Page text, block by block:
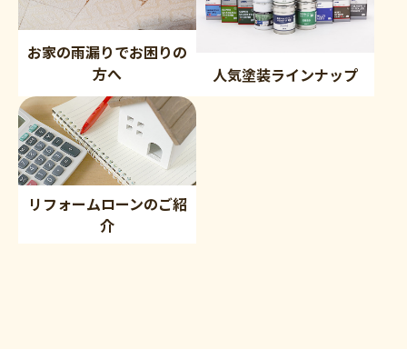
お家の雨漏りでお困りの
方へ
人気塗装ラインナップ
リフォームローンのご紹
介